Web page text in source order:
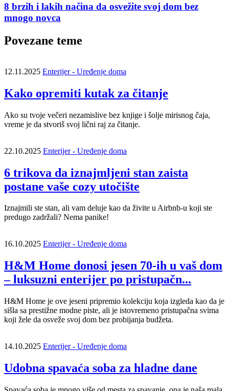
8 brzih i lakih načina da osvežite svoj dom bez
mnogo novca
Povezane teme
12.11.2025 Enterijer - Uređenje doma
Kako opremiti kutak za čitanje
Ako su tvoje večeri nezamislive bez knjige i šolje mirisnog čaja,
vreme je da stvoriš svoj lični raj za čitanje.
22.10.2025 Enterijer - Uređenje doma
6 trikova da iznajmljeni stan zaista
postane vaše cozy utočište
Iznajmili ste stan, ali vam deluje kao da živite u Airbnb-u koji ste
predugo zadržali? Nema panike!
16.10.2025 Enterijer - Uređenje doma
H&M Home donosi jesen 70-ih u vaš dom
– luksuzni enterijer po pristupačn...
H&M Home je ove jeseni pripremio kolekciju koja izgleda kao da je
sišla sa prestižne modne piste, ali je istovremeno pristupačna svima
koji žele da osveže svoj dom bez probijanja budžeta.
14.10.2025 Enterijer - Uređenje doma
Udobna spavaća soba za hladne dane